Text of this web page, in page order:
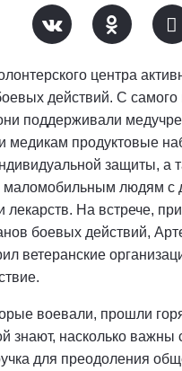
центра
действий. С самого
поддерживали
медикам продуктовые
защиты, а
людям с
лекарств. На встрече,
боевых действий,
ветеранские
воевали, прошли
знают, насколько важны
для преодоления